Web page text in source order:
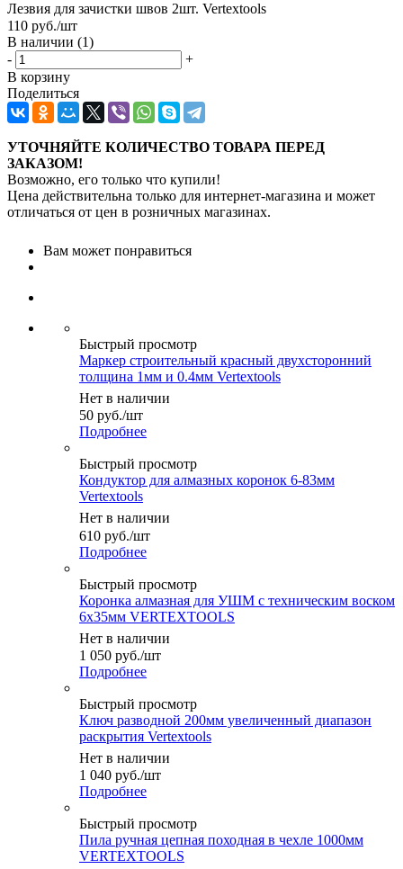
Лезвия для зачистки швов 2шт. Vertextools
110 руб./шт
В наличии (1)
-
+
В корзину
Поделиться
УТОЧНЯЙТЕ КОЛИЧЕСТВО ТОВАРА ПЕРЕД
ЗАКАЗОМ!
Возможно, его только что купили!
Цена действительна только для интернет-магазина и может
отличаться от цен в розничных магазинах.
Вам может понравиться
Быстрый просмотр
Маркер строительный красный двухсторонний
толщина 1мм и 0.4мм Vertextools
Нет в наличии
50 руб./шт
Подробнее
Быстрый просмотр
Кондуктор для алмазных коронок 6-83мм
Vertextools
Нет в наличии
610 руб./шт
Подробнее
Быстрый просмотр
Коронка алмазная для УШМ с техническим воском
6х35мм VERTEXTOOLS
Нет в наличии
1 050 руб./шт
Подробнее
Быстрый просмотр
Ключ разводной 200мм увеличенный диапазон
раскрытия Vertextools
Нет в наличии
1 040 руб./шт
Подробнее
Быстрый просмотр
Пила ручная цепная походная в чехле 1000мм
VERTEXTOOLS